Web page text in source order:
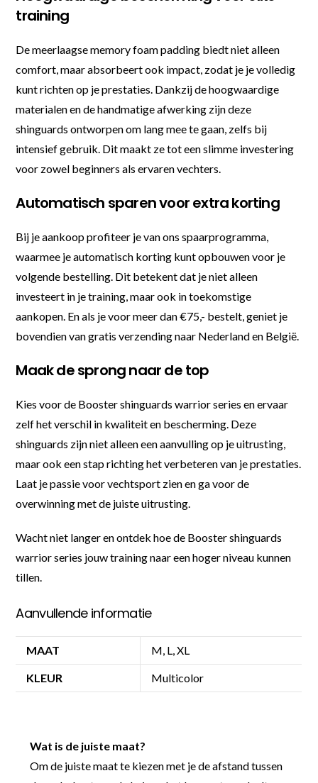
training
De meerlaagse memory foam padding biedt niet alleen
comfort, maar absorbeert ook impact, zodat je je volledig
kunt richten op je prestaties. Dankzij de hoogwaardige
materialen en de handmatige afwerking zijn deze
shinguards ontworpen om lang mee te gaan, zelfs bij
intensief gebruik. Dit maakt ze tot een slimme investering
voor zowel beginners als ervaren vechters.
Automatisch sparen voor extra korting
Bij je aankoop profiteer je van ons spaarprogramma,
waarmee je automatisch korting kunt opbouwen voor je
volgende bestelling. Dit betekent dat je niet alleen
investeert in je training, maar ook in toekomstige
aankopen. En als je voor meer dan €75,- bestelt, geniet je
bovendien van gratis verzending naar Nederland en België.
Maak de sprong naar de top
Kies voor de Booster shinguards warrior series en ervaar
zelf het verschil in kwaliteit en bescherming. Deze
shinguards zijn niet alleen een aanvulling op je uitrusting,
maar ook een stap richting het verbeteren van je prestaties.
Laat je passie voor vechtsport zien en ga voor de
overwinning met de juiste uitrusting.
Wacht niet langer en ontdek hoe de Booster shinguards
warrior series jouw training naar een hoger niveau kunnen
tillen.
Aanvullende informatie
MAAT M, L, XL
KLEUR Multicolor
Wat is de juiste maat?
Om de juiste maat te kiezen met je de afstand tussen